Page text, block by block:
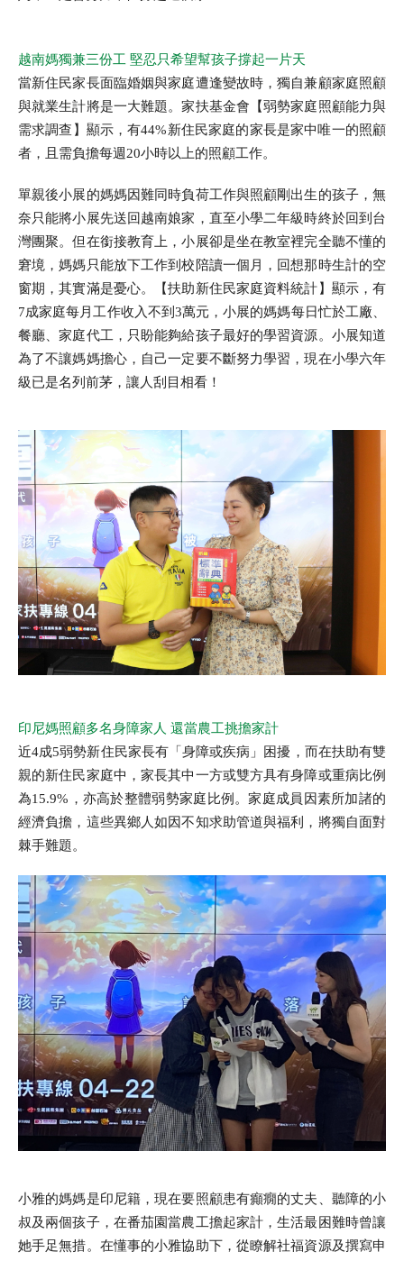
越南媽獨兼三份工 堅忍只希望幫孩子撐起一片天
當新住民家長面臨婚姻與家庭遭逢變故時，獨自兼顧家庭照顧
與就業生計將是一大難題。家扶基金會【弱勢家庭照顧能力與
需求調查】顯示，有44%新住民家庭的家長是家中唯一的照顧
者，且需負擔每週20小時以上的照顧工作。
單親後小展的媽媽因難同時負荷工作與照顧剛出生的孩子，無
奈只能將小展先送回越南娘家，直至小學二年級時終於回到台
灣團聚。但在銜接教育上，小展卻是坐在教室裡完全聽不懂的
窘境，媽媽只能放下工作到校陪讀一個月，回想那時生計的空
窗期，其實滿是憂心。【扶助新住民家庭資料統計】顯示，有
7成家庭每月工作收入不到3萬元，小展的媽媽每日忙於工廠、
餐廳、家庭代工，只盼能夠給孩子最好的學習資源。小展知道
為了不讓媽媽擔心，自己一定要不斷努力學習，現在小學六年
級已是名列前茅，讓人刮目相看！
印尼媽照顧多名身障家人 還當農工挑擔家計
近4成5弱勢新住民家長有「身障或疾病」困擾，而在扶助有雙
親的新住民家庭中，家長其中一方或雙方具有身障或重病比例
為15.9%，亦高於整體弱勢家庭比例。家庭成員因素所加諸的
經濟負擔，這些異鄉人如因不知求助管道與福利，將獨自面對
棘手難題。
小雅的媽媽是印尼籍，現在要照顧患有癲癇的丈夫、聽障的小
叔及兩個孩子，在番茄園當農工擔起家計，生活最困難時曾讓
她手足無措。在懂事的小雅協助下，從瞭解社福資源及撰寫申